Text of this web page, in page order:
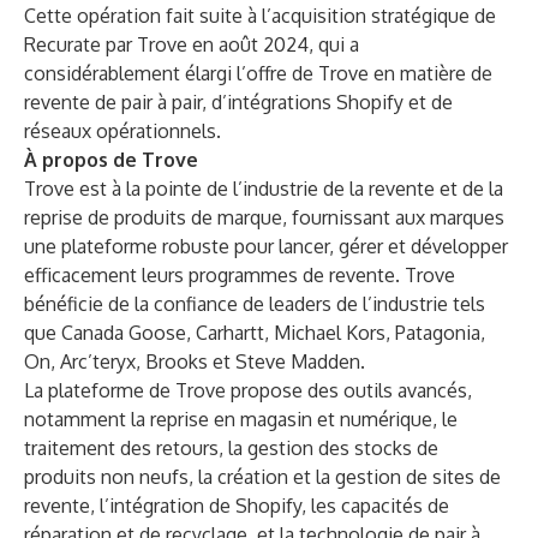
Cette opération fait suite à l’acquisition stratégique de
Recurate par Trove en août 2024, qui a
considérablement élargi l’offre de Trove en matière de
revente de pair à pair, d’intégrations Shopify et de
réseaux opérationnels.
À propos de Trove
Trove est à la pointe de l’industrie de la revente et de la
reprise de produits de marque, fournissant aux marques
une plateforme robuste pour lancer, gérer et développer
efficacement leurs programmes de revente. Trove
bénéficie de la confiance de leaders de l’industrie tels
que Canada Goose, Carhartt, Michael Kors, Patagonia,
On, Arc’teryx, Brooks et Steve Madden.
La plateforme de Trove propose des outils avancés,
notamment la reprise en magasin et numérique, le
traitement des retours, la gestion des stocks de
produits non neufs, la création et la gestion de sites de
revente, l’intégration de Shopify, les capacités de